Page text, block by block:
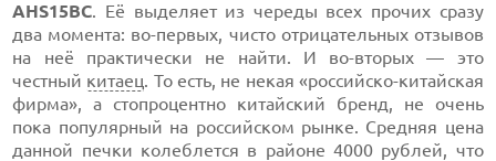
AHS15BC . Её выделяет из череды всех прочих сразу
два момента: во-первых, чисто отрицательных отзывов
на неё практически не найти. И во-вторых — это
честный китаец . То есть, не некая «российско-китайская
фирма», а стопроцентно китайский бренд, не очень
пока популярный на российском рынке. Средняя цена
данной печки колеблется в районе 4000 рублей, что